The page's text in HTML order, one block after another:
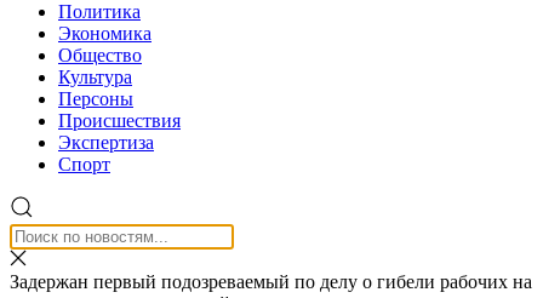
Политика
Экономика
Общество
Культура
Персоны
Происшествия
Экспертиза
Спорт
Задержан первый подозреваемый по делу о гибели рабочих на